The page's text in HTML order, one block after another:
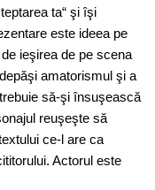
ta“ şi îşi
este ideea pe
ieşirea de pe scena
amatorismul şi a
să-şi însuşească
reuşeşte să
ce-l are ca
Actorul este